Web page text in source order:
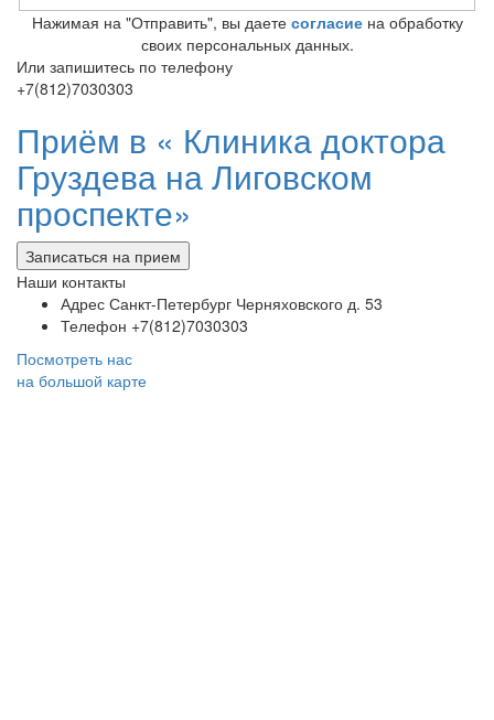
Нажимая на "Отправить", вы даете согласиена обработку
своих персональных данных.
Или запишитесь по телефону
+7(812)7030303
Приём в « Клиника доктора
Груздева на Лиговском
проспекте»
Записаться на прием
Наши контакты
Адрес Санкт-Петербург Черняховского д. 53
Телефон +7(812)7030303
Посмотреть нас
на большой карте